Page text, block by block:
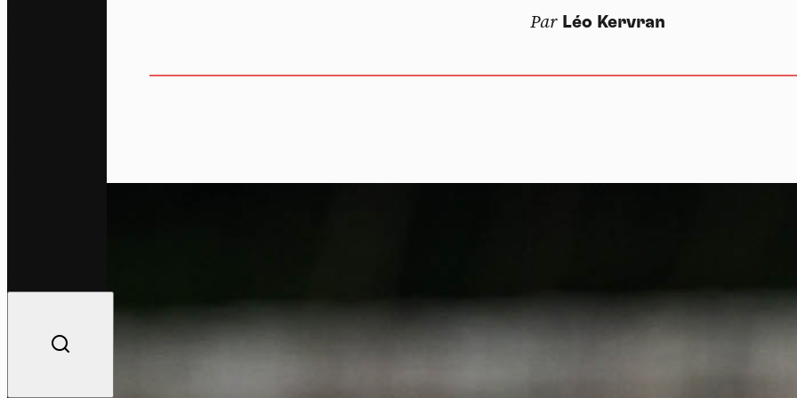
Par Léo Kervran